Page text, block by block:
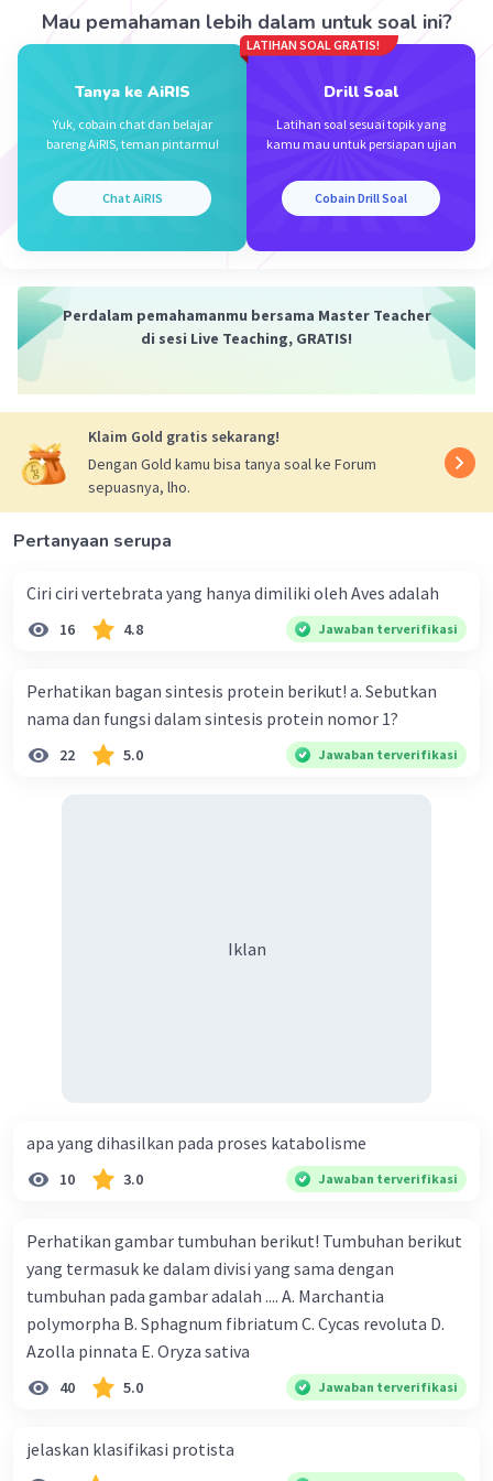
Berdasarkan penjelasan di atas maka jawabannya
Beri Rating·5.0(1 Balas
Iklan
Mau pemahaman lebih dalam untuk soal ini?
Tanya ke AiRIS
Yuk, cobain chat dan belajar
bareng AiRIS, teman pintarmu!
Chat AiRIS
LATIHAN SOAL GRATIS!
Drill Soal
Latihan soal sesuai topik yang
kamu mau untuk persiapan ujian
Cobain Drill Soal
Perdalam pemahamanmu bersama Master Teacher
di sesi Live Teaching, GRATIS!
Klaim Gold gratis sekarang!
Dengan Gold kamu bisa tanya soal ke Forum
sepuasnya, lho.
Pertanyaan serupa
Ciri ciri vertebrata yang hanya dimiliki oleh Aves adalah
16 4.8 Jawaban terverifikasi
Perhatikan bagan sintesis protein berikut! a. Sebutkan
nama dan fungsi dalam sintesis protein nomor 1?
22 5.0 Jawaban terverifikasi
Iklan
apa yang dihasilkan pada proses katabolisme
10 3.0 Jawaban terverifikasi
Perhatikan gambar tumbuhan berikut! Tumbuhan berikut
yang termasuk ke dalam divisi yang sama dengan
tumbuhan pada gambar adalah .... A. Marchantia
polymorpha B. Sphagnum fibriatum C. Cycas revoluta D.
Azolla pinnata E. Oryza sativa
40 5.0 Jawaban terverifikasi
jelaskan klasifikasi protista